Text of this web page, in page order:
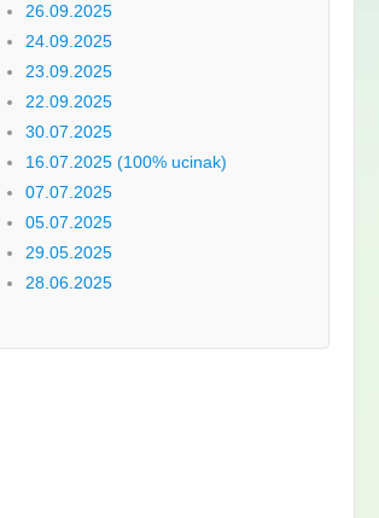
26.09.2025
24.09.2025
23.09.2025
22.09.2025
30.07.2025
16.07.2025 (100% ucinak)
07.07.2025
05.07.2025
29.05.2025
28.06.2025